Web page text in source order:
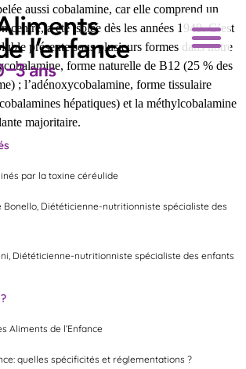
aussi cobalamine, car elle comprend un
centre, a été isolée dès les années 1940. C’est
présente sous plusieurs formes dans notre
forme naturelle de B12 (25 % des
; l’adénoxycobalamine, forme tissulaire
hépatiques) et la méthylcobalamine
majoritaire.
par la toxine céréulide
Bonello, Diététicienne-nutritionniste spécialiste des
Diététicienne-nutritionniste spécialiste des enfants
Aliments de l’Enfance
quelles spécificités et réglementations ?